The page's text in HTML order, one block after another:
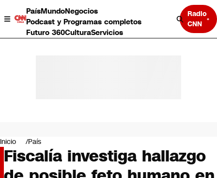
PaísMundoNegocios
Podcast y Programas completos
Futuro 360CulturaServicios
Radio
CNN
Negocios
Deportes
Programas completos
Cultura
Inicio País
Fiscalía investiga hallazgo